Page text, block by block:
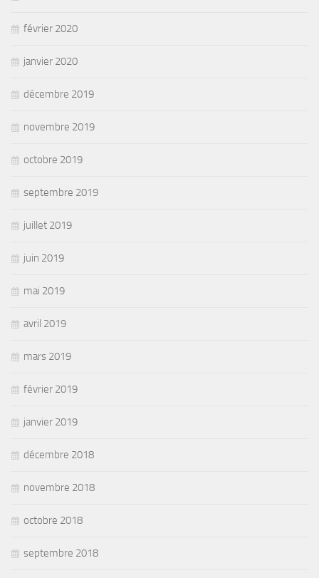
février 2020
janvier 2020
décembre 2019
novembre 2019
octobre 2019
septembre 2019
juillet 2019
juin 2019
mai 2019
avril 2019
mars 2019
février 2019
janvier 2019
décembre 2018
novembre 2018
octobre 2018
septembre 2018